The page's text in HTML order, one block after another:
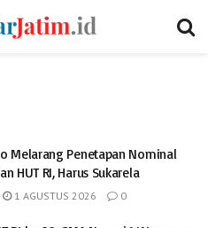
Melarang Penetapan Nominal
HUT RI, Harus Sukarela
1 AGUSTUS 2026 0